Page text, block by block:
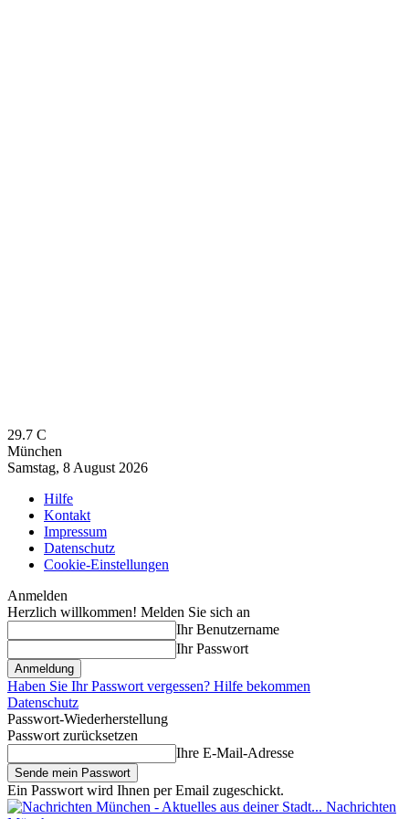
29.7 C
München
Samstag, 8 August 2026
Hilfe
Kontakt
Impressum
Datenschutz
Cookie-Einstellungen
Anmelden
Herzlich willkommen! Melden Sie sich an
Ihr Benutzername
Ihr Passwort
Haben Sie Ihr Passwort vergessen? Hilfe bekommen
Datenschutz
Passwort-Wiederherstellung
Passwort zurücksetzen
Ihre E-Mail-Adresse
Ein Passwort wird Ihnen per Email zugeschickt.
Nachrichten